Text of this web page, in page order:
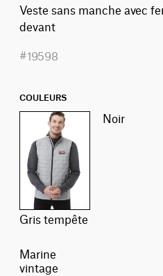
Veste sans manche avec
devant
#19598
COULEURS
gris tempête
noir
marine
vintage